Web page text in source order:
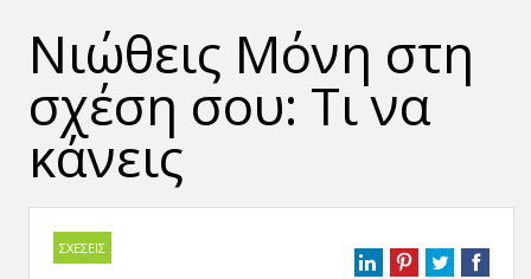
Νιώθεις Μόνη στη
σχέση σου: Τι να
κάνεις
ΣΧΕΣΕΙΣ